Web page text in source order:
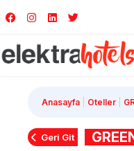
Anasayfa Oteller
Geri Git